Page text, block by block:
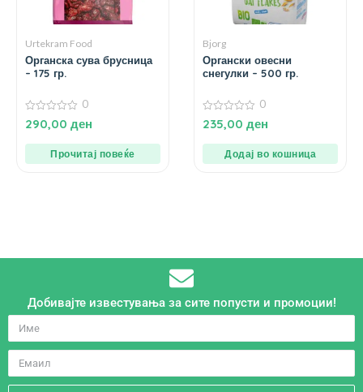
Urtekram Food
Органска сува брусница
– 175 гр.
0
од
0
290,00 ден
Прочитај повеќе
Bjorg
Органски овесни
снегулки – 500 гр.
0
од
0
235,00 ден
Додај во кошница
Добивајте известувања за сите попусти и промоции!